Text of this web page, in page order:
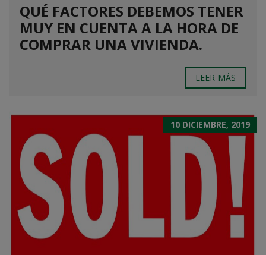
QUÉ FACTORES DEBEMOS TENER
MUY EN CUENTA A LA HORA DE
COMPRAR UNA VIVIENDA.
LEER MÁS
10 DICIEMBRE, 2019